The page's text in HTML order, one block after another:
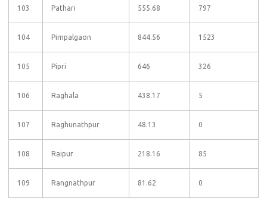
103 Pathari 555.68 797
104 Pimpalgaon 844.56 1523
105 Pipri 646 326
106 Raghala 438.17 5
107 Raghunathpur 48.13 0
108 Raipur 218.16 85
109 Rangnathpur 81.62 0